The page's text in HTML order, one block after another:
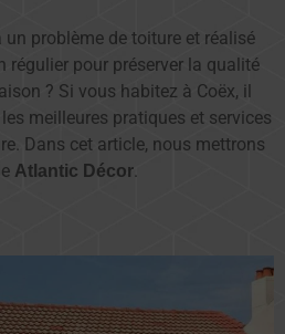
problème de toiture et réalisé
régulier pour préserver la qualité
? Si vous habitez à Coëx, il
meilleures pratiques et services
Dans cet article, nous mettrons
Atlantic Décor.